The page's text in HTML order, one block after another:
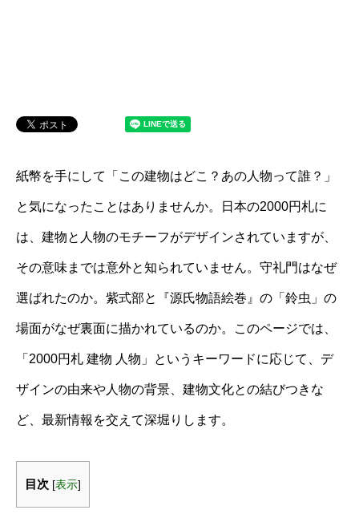
紙幣を手にして「この建物はどこ？あの人物って誰？」
と気になったことはありませんか。日本の2000円札に
は、建物と人物のモチーフがデザインされていますが、
その意味までは意外と知られていません。守礼門はなぜ
選ばれたのか。紫式部と『源氏物語絵巻』の「鈴虫」の
場面がなぜ裏面に描かれているのか。このページでは、
「2000円札 建物 人物」というキーワードに応じて、デ
ザインの由来や人物の背景、建物文化との結びつきな
ど、最新情報を交えて深堀りします。
目次 [表示]